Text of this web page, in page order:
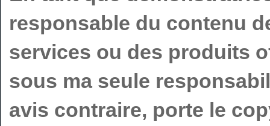
responsable du contenu
services ou des produits
sous ma seule
avis contraire, porte le